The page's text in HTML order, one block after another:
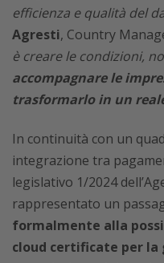
efficienza e qualità del
Agresti, Country
è creare le condizioni,
accompagnare le
trasformarlo in un
In continuità con un
integrazione tra
legislativo 1/2024
rappresentato un
formalmente alla
cloud certificate per la